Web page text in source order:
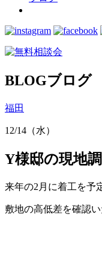
BLOGブログ
福田
12/14（水）
Y様邸の現地
来年の2月に着工を予
敷地の高低差を確認い